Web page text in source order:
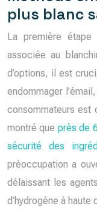
plus blanc
La première
associée au
d’options, il est
endommager
consommateurs est
montré que près de
sécurité des
préoccupation a
délaissant les
d’hydrogène à haute